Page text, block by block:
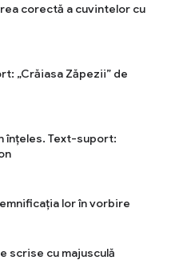
corectă a cuvintelor cu
„Crăiasa Zăpezii” de
înţeles. Text-suport:
lor în vorbire
scrise cu majusculă